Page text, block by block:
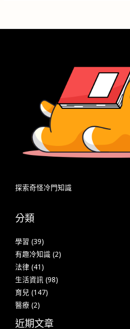
字
探索奇怪冷門知識
分類
學習 (39)
有趣冷知識 (2)
法律 (41)
生活資訊 (98)
育兒 (147)
醫療 (2)
近期文章